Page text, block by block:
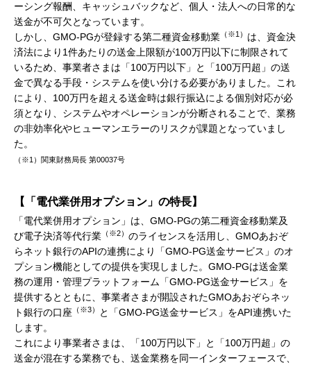
ーシング報酬、キャッシュバックなど、個人・法人への日常的な
送金が不可欠となっています。
しかし、GMO-PGが登録する第二種資金移動業 （※1） は、資金決
済法により1件あたりの送金上限額が100万円以下に制限されて
いるため、事業者さまは「100万円以下」と「100万円超」の送
金で異なる手段・システムを使い分ける必要がありました。これ
により、100万円を超える送金時は銀行振込による個別対応が必
須となり、システムやオペレーションが分断されることで、業務
の非効率化やヒューマンエラーのリスクが課題となっていまし
た。
（※1）関東財務局長 第00037号
【「電代業併用オプション」の特長】
「電代業併用オプション」は、GMO-PGの第二種資金移動業及
び電子決済等代行業 （※2） のライセンスを活用し、GMOあおぞ
らネット銀行のAPIの連携により「GMO-PG送金サービス」のオ
プション機能としての提供を実現しました。GMO-PGは送金業
務の運用・管理プラットフォーム「GMO-PG送金サービス」を
提供するとともに、事業者さまが開設されたGMOあおぞらネッ
ト銀行の口座 （※3）
と「GMO-PG送金サービス」をAPI連携いた
します。
これにより事業者さまは、「100万円以下」と「100万円超」の
送金が混在する業務でも、送金業務を同一インターフェースで、